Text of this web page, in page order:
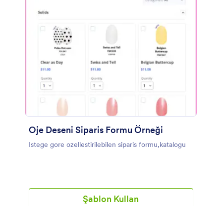
Oje Deseni Siparis Formu Örneği
Istege gore ozellestirilebilen siparis formu,katalogu
Şablon Kullan